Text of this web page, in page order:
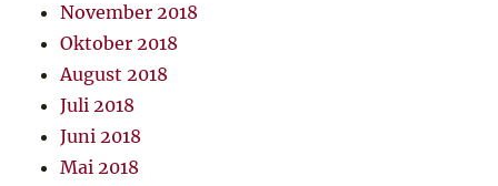
November 2018
Oktober 2018
August 2018
Juli 2018
Juni 2018
Mai 2018